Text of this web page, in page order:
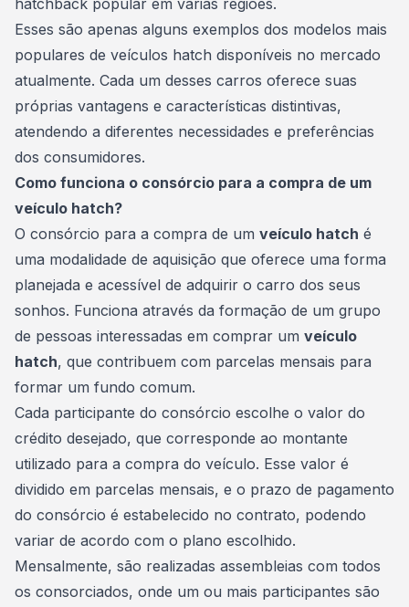
hatchback popular em várias regiões.
Esses são apenas alguns exemplos dos modelos mais
populares de veículos hatch disponíveis no mercado
atualmente. Cada um desses carros oferece suas
próprias vantagens e características distintivas,
atendendo a diferentes necessidades e preferências
dos consumidores.
Como funciona o consórcio para a compra de um
veículo hatch?
O consórcio para a compra de um veículo hatch é
uma modalidade de aquisição que oferece uma forma
planejada e acessível de adquirir o carro dos seus
sonhos. Funciona através da formação de um grupo
de pessoas interessadas em comprar um veículo
hatch, que contribuem com parcelas mensais para
formar um fundo comum.
Cada participante do consórcio escolhe o valor do
crédito desejado, que corresponde ao montante
utilizado para a compra do veículo. Esse valor é
dividido em parcelas mensais, e o prazo de pagamento
do consórcio é estabelecido no contrato, podendo
variar de acordo com o plano escolhido.
Mensalmente, são realizadas assembleias com todos
os consorciados, onde um ou mais participantes são